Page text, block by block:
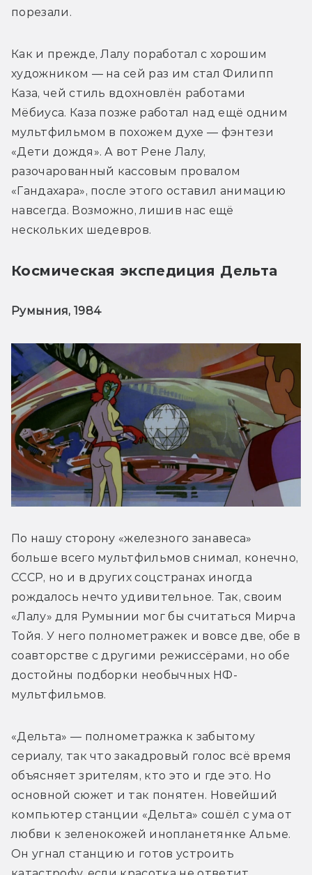
порезали.
Как и прежде, Лалу поработал с хорошим
художником — на сей раз им стал Филипп
Каза, чей стиль вдохновлён работами
Мёбиуса. Каза позже работал над ещё одним
мультфильмом в похожем духе — фэнтези
«Дети дождя». А вот Рене Лалу,
разочарованный кассовым провалом
«Гандахара», после этого оставил анимацию
навсегда. Возможно, лишив нас ещё
нескольких шедевров.
Космическая экспедиция Дельта
Румыния, 1984
По нашу сторону «железного занавеса»
больше всего мультфильмов снимал, конечно,
СССР, но и в других соцстранах иногда
рождалось нечто удивительное. Так, своим
«Лалу» для Румынии мог бы считаться Мирча
Тойя. У него полнометражек и вовсе две, обе в
соавторстве с другими режиссёрами, но обе
достойны подборки необычных НФ-
мультфильмов.
«Дельта» — полнометражка к забытому
сериалу, так что закадровый голос всё время
объясняет зрителям, кто это и где это. Но
основной сюжет и так понятен. Новейший
компьютер станции «Дельта» сошёл с ума от
любви к зеленокожей инопланетянке Альме.
Он угнал станцию и готов устроить